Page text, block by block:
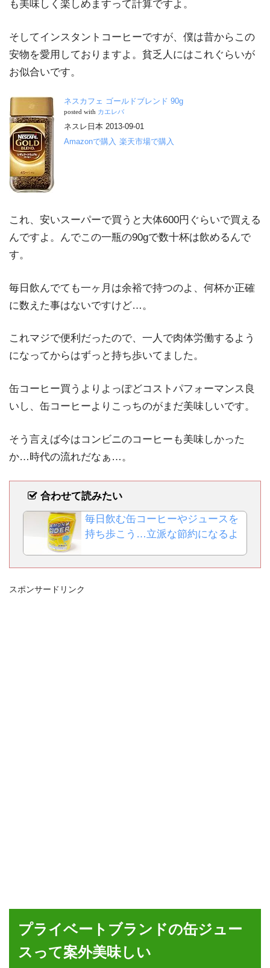
も美味しく楽しめますって計算ですよ。
そしてインスタントコーヒーですが、僕は昔からこの
安物を愛用しておりますよ。貧乏人にはこれぐらいが
お似合いです。
ネスカフェ ゴールドブレンド 90g
posted with カエレバ
ネスレ日本 2013-09-01
Amazonで購入 楽天市場で購入
これ、安いスーパーで買うと大体600円ぐらいで買える
んですよ。んでこの一瓶の90gで数十杯は飲めるんで
す。
毎日飲んでても一ヶ月は余裕で持つのよ、何杯か正確
に数えた事はないですけど…。
これマジで便利だったので、一人で肉体労働するよう
になってからはずっと持ち歩いてました。
缶コーヒー買うよりよっぽどコストパフォーマンス良
いし、缶コーヒーよりこっちのがまだ美味しいです。
そう言えば今はコンビニのコーヒーも美味しかった
か…時代の流れだなぁ…。
合わせて読みたい
毎日飲む缶コーヒーやジュースを
持ち歩こう…立派な節約になるよ
スポンサードリンク
プライベートブランドの缶ジュー
スって案外美味しい